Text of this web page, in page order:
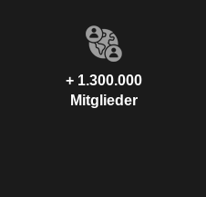
+ 1.300.000
Mitglieder